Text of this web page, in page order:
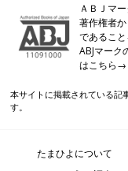
ＡＢＪマ
著作権者
であるこ
ABJマーク
はこち
本サイトに掲載されている記
す。
たまひよについて